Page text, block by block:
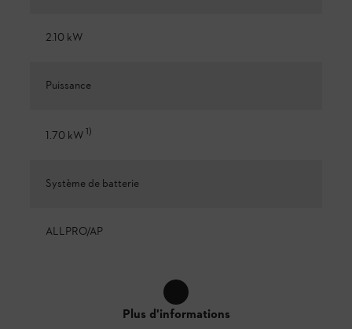
2.10 kW
Puissance
1.70 kW1)
Système de batterie
ALLPRO/AP
Plus d'informations